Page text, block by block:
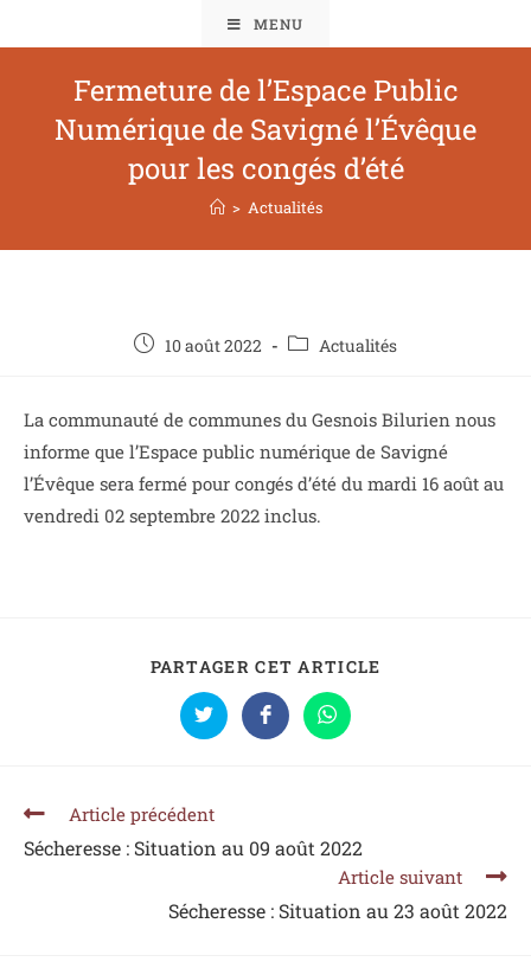
MENU
Fermeture de l’Espace Public
Numérique de Savigné l’Évêque
pour les congés d’été
> Actualités
10 août 2022 Actualités
La communauté de communes du Gesnois Bilurien nous
informe que l’Espace public numérique de Savigné
l’Évêque sera fermé pour congés d’été du mardi 16 août au
vendredi 02 septembre 2022 inclus.
PARTAGER CET ARTICLE
Article précédent
Sécheresse : Situation au 09 août 2022
Article suivant
Sécheresse : Situation au 23 août 2022